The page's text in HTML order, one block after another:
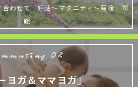
わせて「妊活～マタニティ～産後」可
能
02
ヨガ＆ママヨガ」